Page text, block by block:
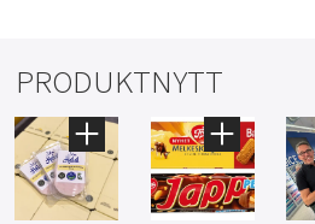
PRODUKTNYTT